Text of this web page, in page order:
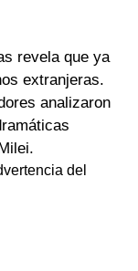
revela que ya
extranjeras.
analizaron